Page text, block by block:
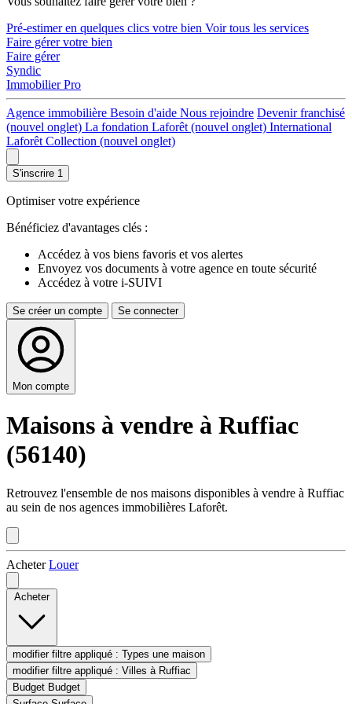
Pré-estimer en quelques clics votre bien Voir tous les services
Faire gérer votre bien
Faire gérer
Syndic
Immobilier Pro
Agence immobilière Besoin d'aide Nous rejoindre Devenir franchisé
(nouvel onglet) La fondation Laforêt (nouvel onglet) International
Laforêt Collection (nouvel onglet)
S'inscrire 1
Optimiser votre expérience
Bénéficiez d'avantages clés :
Accédez à vos biens favoris et vos alertes
Envoyez vos documents à votre agence en toute sécurité
Accédez à votre i-SUIVI
Se créer un compte Se connecter
Mon compte
Maisons à vendre à Ruffiac
(56140)
Retrouvez l'ensemble de nos maisons disponibles à vendre à Ruffiac
au sein de nos agences immobilières Laforêt.
AcheterLouer
Acheter
modifier filtre appliqué : Types une maison
modifier filtre appliqué : Villes à Ruffiac
Budget Budget